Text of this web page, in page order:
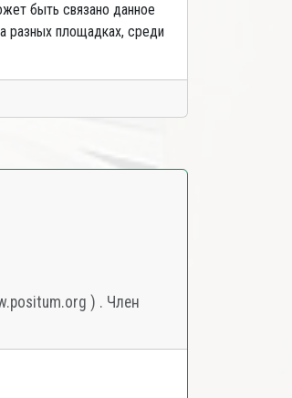
быть связано данное
разных площадках, среди
) . Член